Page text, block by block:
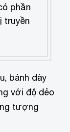
phần
truyền
bánh dày
với độ dẻo
tượng